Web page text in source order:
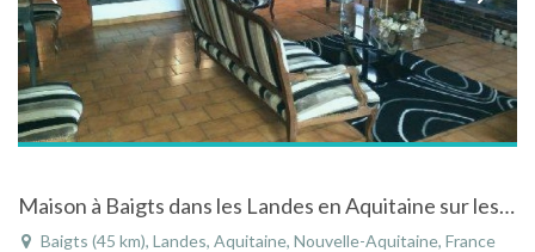
Maison à Baigts dans les Landes en Aquitaine sur les coteaux de Chalosse
Baigts (45 km), Landes, Aquitaine, Nouvelle-Aquitaine, France